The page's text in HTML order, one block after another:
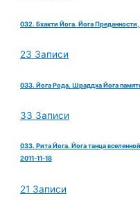
032. Бхакти Йога. Йога
23 Записи
033. Йога Рода. Шраддха Йога
33 Записи
033. Рита Йога. Йога танца
2011-11-18
21 Записи